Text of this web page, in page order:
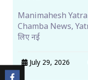
Manimahesh
Chamba News,
लिए नई
July 29, 2026